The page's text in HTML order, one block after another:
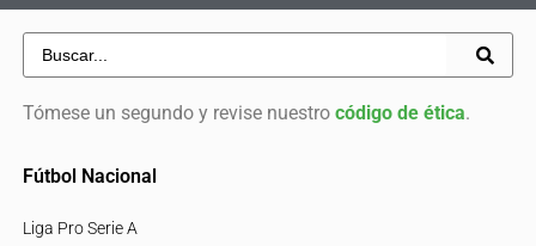
Tómese un segundo y revise nuestro código de ética.
Fútbol Nacional
Liga Pro Serie A